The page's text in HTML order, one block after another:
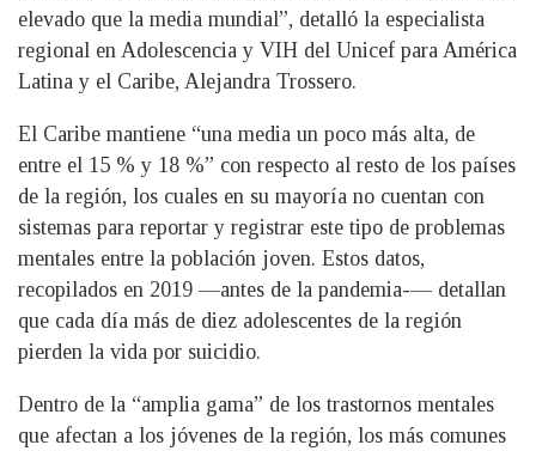
elevado que la media mundial”, detalló la especialista
regional en Adolescencia y VIH del Unicef para América
Latina y el Caribe, Alejandra Trossero.
El Caribe mantiene “una media un poco más alta, de
entre el 15 % y 18 %” con respecto al resto de los países
de la región, los cuales en su mayoría no cuentan con
sistemas para reportar y registrar este tipo de problemas
mentales entre la población joven. Estos datos,
recopilados en 2019 —antes de la pandemia-— detallan
que cada día más de diez adolescentes de la región
pierden la vida por suicidio.
Dentro de la “amplia gama” de los trastornos mentales
que afectan a los jóvenes de la región, los más comunes